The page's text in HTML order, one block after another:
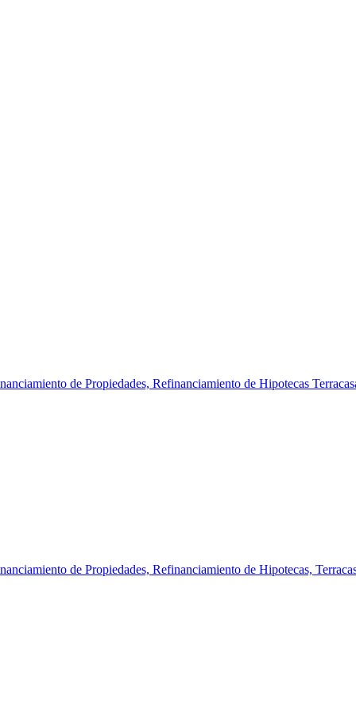
de Propiedades, Refinanciamiento de Hipotecas
de Propiedades, Refinanciamiento de Hipotecas,